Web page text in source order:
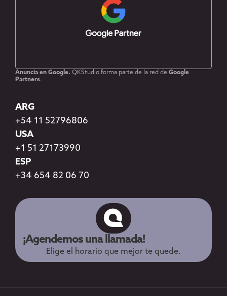
Anuncia en Google. QKStudio forma parte de la red de Google
Partners.
ARG
+54 11 52796806
USA
+1 51 27173990
ESP
+34 654 82 06 70
¡Agendemos una llamada!
Elige el horario que mejor te quede.